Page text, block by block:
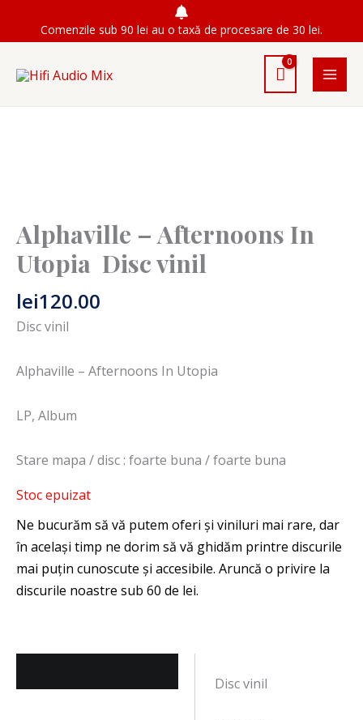
Comenzile sub 90 lei au o taxă de procesare de 30 lei.
Alphaville ‎– Afternoons In
Utopia Disc vinil
lei120.00
Disc vinil
Alphaville ‎– Afternoons In Utopia
LP, Album
Stare mapa / disc : foarte buna / foarte buna
Stoc epuizat
Disc vinil